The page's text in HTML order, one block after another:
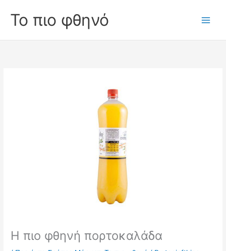
content
Το πιο φθηνό
Η πιο φθηνή πορτοκαλάδα